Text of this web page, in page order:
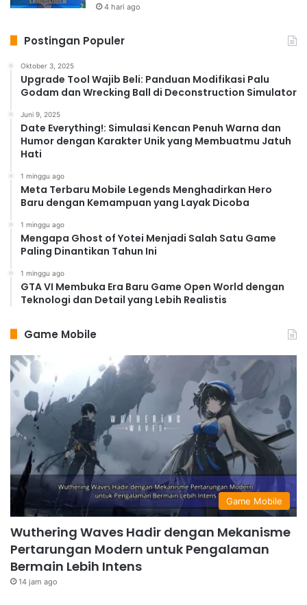
4 hari ago
Postingan Populer
Oktober 3, 2025
Upgrade Tool Wajib Beli: Panduan Modifikasi Palu
Godam dan Wrecking Ball di Deconstruction Simulator
Juni 9, 2025
Date Everything!: Simulasi Kencan Penuh Warna dan
Humor dengan Karakter Unik yang Membuatmu Jatuh
Hati
1 minggu ago
Meta Terbaru Mobile Legends Menghadirkan Hero
Baru dengan Kemampuan yang Layak Dicoba
1 minggu ago
Mengapa Ghost of Yotei Menjadi Salah Satu Game
Paling Dinantikan Tahun Ini
1 minggu ago
GTA VI Membuka Era Baru Game Open World dengan
Teknologi dan Detail yang Lebih Realistis
Game Mobile
Game Mobile
Wuthering Waves Hadir dengan Mekanisme
Pertarungan Modern untuk Pengalaman
Bermain Lebih Intens
14 jam ago